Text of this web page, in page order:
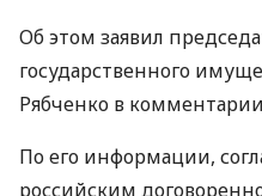
Об этом заявил
государственного
Рябченко в
По его информации,
российским